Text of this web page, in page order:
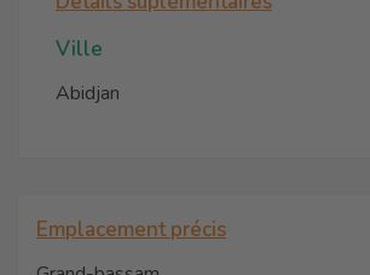
Ville
Abidjan
Emplacement précis